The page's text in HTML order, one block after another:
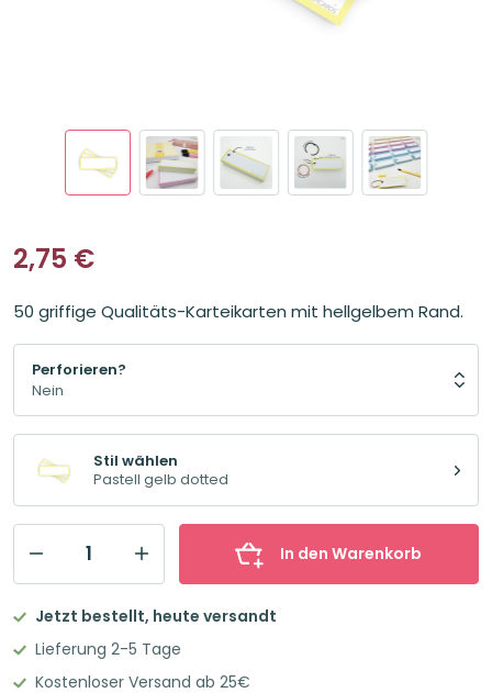
2,75 €
50 griffige Qualitäts-Karteikarten mit hellgelbem Rand.
Perforieren?
Stil wählen
Pastell gelb dotted
Karteikarten
Vokabeln
Pastell
In den Warenkorb
Jetzt bestellt, heute versandt
Lieferung 2-5 Tage
Kostenloser Versand ab 25€